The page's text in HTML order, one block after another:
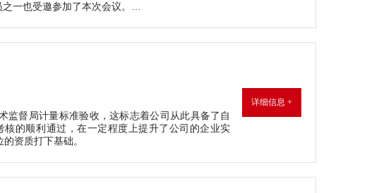
之一也受邀参加了本次会议。…
监督局计量标准验收，这标志着公司从此具备了自
的顺利通过，在一定程度上提升了公司的企业实
资质打下基础。
详细信息 +